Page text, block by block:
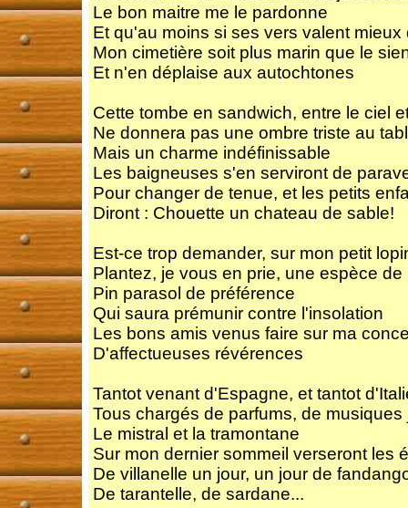
Le bon maitre me le pardonne
Et qu'au moins si ses vers valent mieux
Mon cimetière soit plus marin que le
Et n'en déplaise aux autochtones
Cette tombe en sandwich, entre le ciel
Ne donnera pas une ombre triste au
Mais un charme indéfinissable
Les baigneuses s'en serviront de
Pour changer de tenue, et les petits
Diront : Chouette un chateau de sable!
Est-ce trop demander, sur mon petit
Plantez, je vous en prie, une espèce de
Pin parasol de préférence
Qui saura prémunir contre l'insolation
Les bons amis venus faire sur ma
D'affectueuses révérences
Tantot venant d'Espagne, et tantot
Tous chargés de parfums, de musiques
Le mistral et la tramontane
Sur mon dernier sommeil verseront les
De villanelle un jour, un jour de
De tarantelle, de sardane...